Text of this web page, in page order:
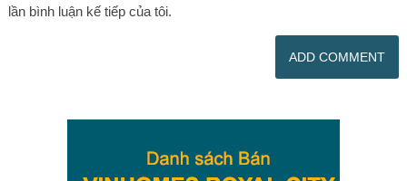
lần bình luận kế tiếp của tôi.